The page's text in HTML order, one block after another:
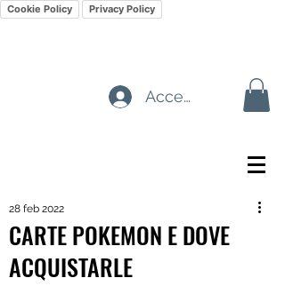
Cookie Policy Privacy Policy
Accedi
CARTE POKEMON E DOVE
ACQUISTARLE
28 feb 2022